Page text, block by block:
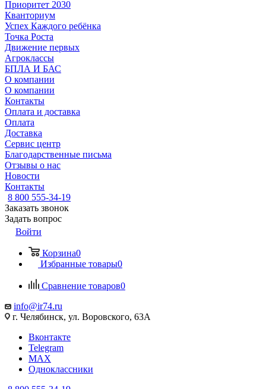
Приоритет 2030
Кванториум
Успех Каждого ребёнка
Точка Роста
Движение первых
Агроклассы
БПЛА И БАС
О компании
О компании
Контакты
Оплата и доставка
Оплата
Доставка
Сервис центр
Благодарственные письма
Отзывы о нас
Новости
Контакты
8 800 555-34-19
Заказать звонок
Задать вопрос
Войти
Корзина0
Избранные товары0
Сравнение товаров0
info@ir74.ru
г. Челябинск, ул. Воровского, 63А
Вконтакте
Telegram
MAX
Одноклассники